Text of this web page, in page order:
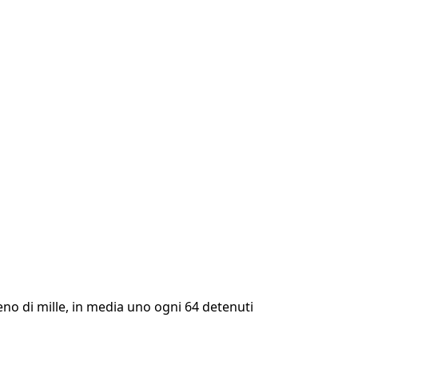
di mille, in media uno ogni 64 detenuti